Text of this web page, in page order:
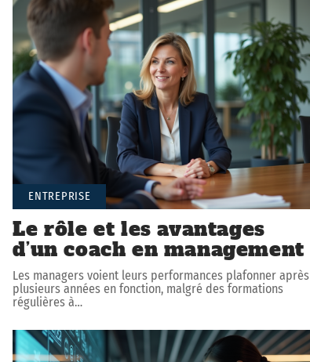
ENTREPRISE
Le rôle et les avantages
d’un coach en management
Les managers voient leurs performances plafonner après
plusieurs années en fonction, malgré des formations
régulières à…